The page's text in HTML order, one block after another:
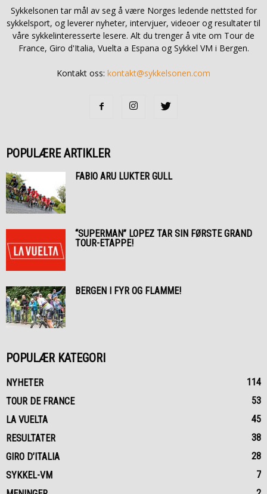
Sykkelsonen tar mål av seg å være Norges ledende nettsted for
sykkelsport, og leverer nyheter, intervjuer, videoer og resultater til
våre sykkelinteresserte lesere. Alt du trenger å vite om Tour de
France, Giro d'Italia, Vuelta a Espana og Sykkel VM i Bergen.
Kontakt oss: kontakt@sykkelsonen.com
POPULÆRE ARTIKLER
FABIO ARU LUKTER GULL
“SUPERMAN” LOPEZ TAR SIN FØRSTE GRAND
TOUR-ETAPPE!
BERGEN I FYR OG FLAMME!
POPULÆR KATEGORI
NYHETER
114
TOUR DE FRANCE
53
LA VUELTA
45
RESULTATER
38
GIRO D’ITALIA
28
SYKKEL-VM
7